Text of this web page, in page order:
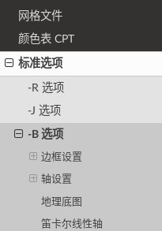
网格文件
颜色表 CPT
标准选项
-R 选项
-J 选项
-B 选项
边框设置
轴设置
地理底图
笛卡尔线性轴